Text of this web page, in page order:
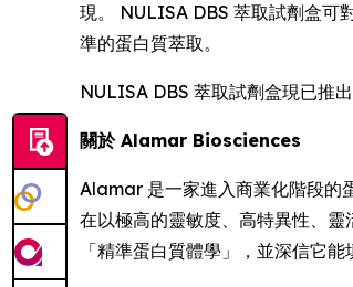
現。 NULISA DBS 萃取試劑盒可
準的蛋白質萃取。
NULISA DBS 萃取試劑盒現已推
關於 Alamar Biosciences
Alamar 是一家進入商業化階段的
在以極高的靈敏度、高特異性、
「精準蛋白質體學」，並深信它